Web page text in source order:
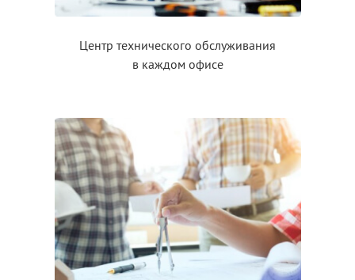
Центр технического обслуживания
в каждом офисе